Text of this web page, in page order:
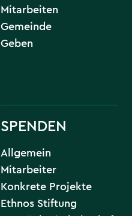
Mitarbeiten
Gemeinde
Geben
SPENDEN
Allgemein
Mitarbeiter
Konkrete Projekte
Ethnos Stiftung